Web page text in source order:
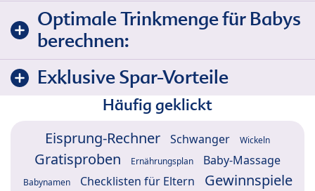
Optimale Trinkmenge für Babys
berechnen:
Exklusive Spar-Vorteile
Häufig geklickt
Eisprung-Rechner Schwanger Wickeln
Gratisproben Ernährungsplan Baby-Massage
Babynamen Checklisten für Eltern
Gewinnspiele